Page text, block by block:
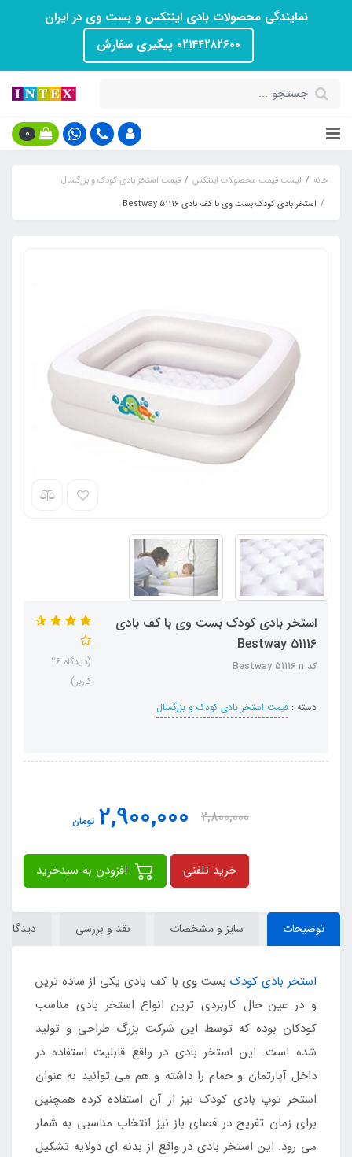
نمایندگی محصولات بادی اینتکس و بست وی در ایران
۰۲۱۴۴۲۸۲۶۰۰ پیگیری سفارش
0
خانه لیست قیمت محصولات اینتکس
قیمت استخر بادی کودک و بزرگسال
استخر بادی کودک بست وی با کف بادی Bestway 51116
استخر بادی کودک بست وی با کف بادی
Bestway 51116
کد Bestway 51116 n
دسته : قیمت استخر بادی کودک و بزرگسال
(دیدگاه 26
کاربر)
2,800,000
2,900,000 تومان
خرید تلفنی
توضیحات سایز و مشخصات نقد و بررسی
استخر بادی کودک بست وی با کف بادی یکی از ساده ترین
و در عین حال کاربردی ترین انواع استخر بادی مناسب
کودکان بوده که توسط این شرکت بزرگ طراحی و تولید
شده است. این استخر بادی در واقع قابلیت استفاده در
داخل آپارتمان و حمام را داشته و هم می توانید به عنوان
استخر توپ بادی کودک نیز از آن استفاده کرده همچنین
برای زمان تفریح در فصای باز نیز انتخاب مناسبی به شمار
می رود. این استخر بادی در واقع از بدنه ای دولایه تشکیل